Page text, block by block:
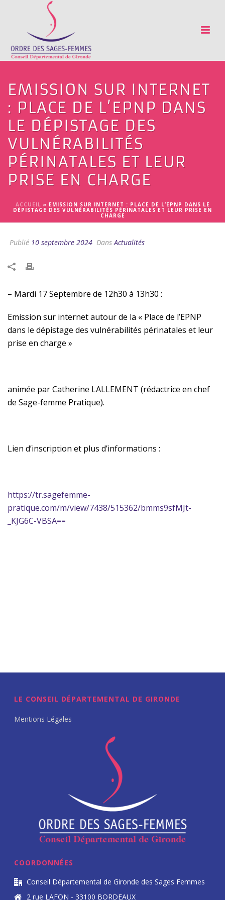
EMISSION SUR INTERNET
: PLACE DE L’EPNP DANS
LE DÉPISTAGE DES
VULNÉRABILITÉS
PÉRINATALES ET LEUR
PRISE EN CHARGE
ACCUEIL » EMISSION SUR INTERNET : PLACE DE L’EPNP DANS LE
DÉPISTAGE DES VULNÉRABILITÉS PÉRINATALES ET LEUR PRISE EN
CHARGE
Publié 10 septembre 2024 DansActualités
– Mardi 17 Septembre de 12h30 à 13h30 :
Emission sur internet autour de la « Place de l’EPNP
dans le dépistage des vulnérabilités périnatales et leur
prise en charge »
animée par Catherine LALLEMENT (rédactrice en chef
de Sage-femme Pratique).
Lien d’inscription et plus d’informations :
https://tr.sagefemme-
pratique.com/m/view/7438/515362/bmms9sfMJt-
_KJG6C-VBSA==
LE CONSEIL DÉPARTEMENTAL DE GIRONDE
Mentions Légales
COORDONNÉES
Conseil Départemental de Gironde des Sages Femmes
2 rue LAFON - 33100 BORDEAUX